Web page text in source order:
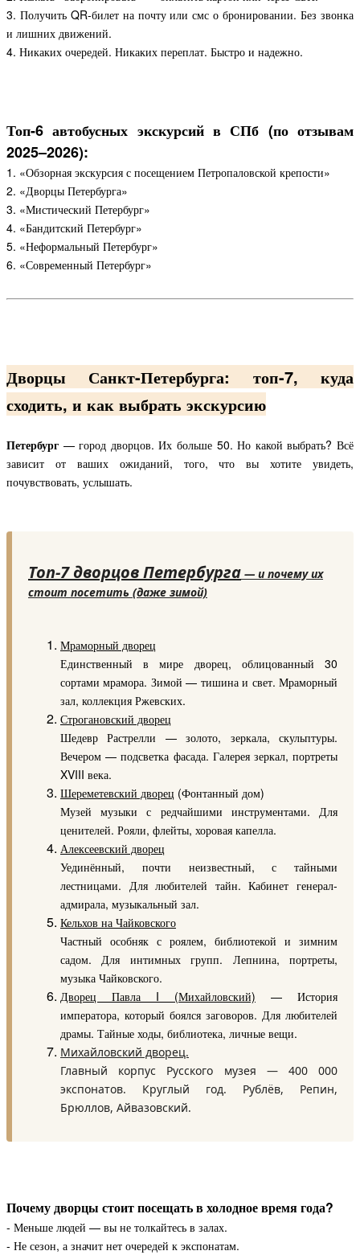
3. Получить QR-билет на почту или смс о бронировании. Без звонка
и лишних движений.
4. Никаких очередей. Никаких переплат. Быстро и надежно.
Топ-6 автобусных экскурсий в СПб (по отзывам
2025–2026):
1. «Обзорная экскурсия с посещением Петропаловской крепости»
2. «Дворцы Петербурга»
3. «Мистический Петербург»
4. «Бандитский Петербург»
5. «Неформальный Петербург»
6. «Современный Петербург»
Дворцы Санкт-Петербурга: топ-7, куда
сходить, и как выбрать экскурсию
Петербург — город дворцов. Их больше 50. Но какой выбрать? Всё
зависит от ваших ожиданий, того, что вы хотите увидеть,
почувствовать, услышать.
Топ-7 дворцов Петербурга — и почему их
стоит посетить (даже зимой)
Мраморный дворец
Единственный в мире дворец, облицованный 30
сортами мрамора. Зимой — тишина и свет. Мраморный
зал, коллекция Ржевских.
Строгановский дворец
Шедевр Растрелли — золото, зеркала, скульптуры.
Вечером — подсветка фасада. Галерея зеркал, портреты
XVIII века.
Шереметевский дворец (Фонтанный дом)
Музей музыки с редчайшими инструментами. Для
ценителей. Рояли, флейты, хоровая капелла.
Алексеевский дворец
Уединённый, почти неизвестный, с тайными
лестницами. Для любителей тайн. Кабинет генерал-
адмирала, музыкальный зал.
Кельхов на Чайковского
Частный особняк с роялем, библиотекой и зимним
садом. Для интимных групп. Лепнина, портреты,
музыка Чайковского.
Дворец Павла I (Михайловский) — История
императора, который боялся заговоров. Для любителей
драмы. Тайные ходы, библиотека, личные вещи.
Михайловский дворец.
Главный корпус Русского музея — 400 000
экспонатов. Круглый год. Рублёв, Репин,
Брюллов, Айвазовский.
Почему дворцы стоит посещать в холодное время года?
- Меньше людей — вы не толкайтесь в залах.
- Не сезон, а значит нет очередей к экспонатам.